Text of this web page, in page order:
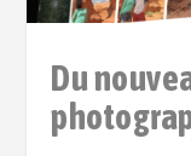
Du